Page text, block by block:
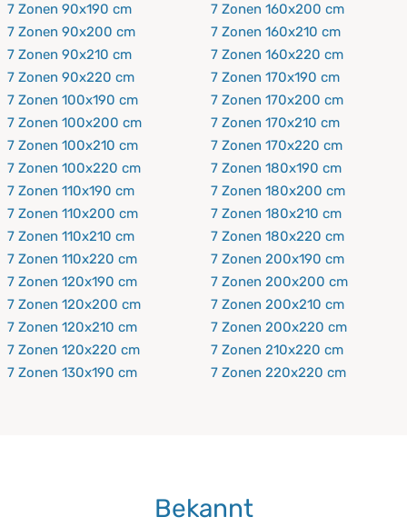
7 Zonen 90x190 cm
7 Zonen 90x200 cm
7 Zonen 90x210 cm
7 Zonen 90x220 cm
7 Zonen 100x190 cm
7 Zonen 100x200 cm
7 Zonen 100x210 cm
7 Zonen 100x220 cm
7 Zonen 110x190 cm
7 Zonen 110x200 cm
7 Zonen 110x210 cm
7 Zonen 110x220 cm
7 Zonen 120x190 cm
7 Zonen 120x200 cm
7 Zonen 120x210 cm
7 Zonen 120x220 cm
7 Zonen 130x190 cm
7 Zonen 160x200 cm
7 Zonen 160x210 cm
7 Zonen 160x220 cm
7 Zonen 170x190 cm
7 Zonen 170x200 cm
7 Zonen 170x210 cm
7 Zonen 170x220 cm
7 Zonen 180x190 cm
7 Zonen 180x200 cm
7 Zonen 180x210 cm
7 Zonen 180x220 cm
7 Zonen 200x190 cm
7 Zonen 200x200 cm
7 Zonen 200x210 cm
7 Zonen 200x220 cm
7 Zonen 210x220 cm
7 Zonen 220x220 cm
Bekannt